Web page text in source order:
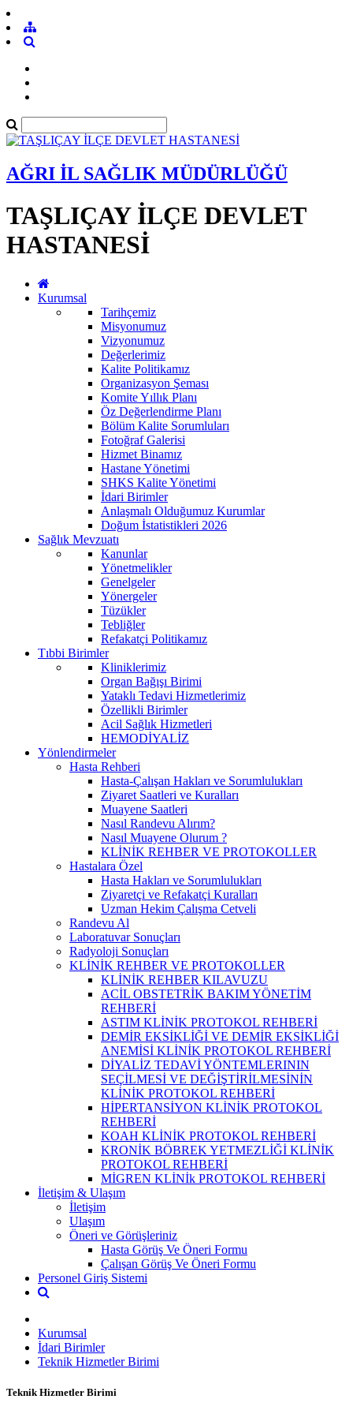
AĞRI İL SAĞLIK MÜDÜRLÜĞÜ
TAŞLIÇAY İLÇE DEVLET
HASTANESİ
Kurumsal
Tarihçemiz
Misyonumuz
Vizyonumuz
Değerlerimiz
Kalite Politikamız
Organizasyon Şeması
Komite Yıllık Planı
Öz Değerlendirme Planı
Bölüm Kalite Sorumluları
Fotoğraf Galerisi
Hizmet Binamız
Hastane Yönetimi
SHKS Kalite Yönetimi
İdari Birimler
Anlaşmalı Olduğumuz Kurumlar
Doğum İstatistikleri 2026
Sağlık Mevzuatı
Kanunlar
Yönetmelikler
Genelgeler
Yönergeler
Tüzükler
Tebliğler
Refakatçi Politikamız
Tıbbi Birimler
Kliniklerimiz
Organ Bağışı Birimi
Yataklı Tedavi Hizmetlerimiz
Özellikli Birimler
Acil Sağlık Hizmetleri
HEMODİYALİZ
Yönlendirmeler
Hasta Rehberi
Hasta-Çalışan Hakları ve Sorumlulukları
Ziyaret Saatleri ve Kuralları
Muayene Saatleri
Nasıl Randevu Alırım?
Nasıl Muayene Olurum ?
KLİNİK REHBER VE PROTOKOLLER
Hastalara Özel
Hasta Hakları ve Sorumlulukları
Ziyaretçi ve Refakatçi Kuralları
Uzman Hekim Çalışma Cetveli
Randevu Al
Laboratuvar Sonuçları
Radyoloji Sonuçları
KLİNİK REHBER VE PROTOKOLLER
KLİNİK REHBER KILAVUZU
ACİL OBSTETRİK BAKIM YÖNETİM
REHBERİ
ASTIM KLİNİK PROTOKOL REHBERİ
DEMİR EKSİKLİĞİ VE DEMİR EKSİKLİĞİ
ANEMİSİ KLİNİK PROTOKOL REHBERİ
DİYALİZ TEDAVİ YÖNTEMLERININ
SEÇİLMESİ VE DEĞİŞTİRİLMESİNİN
KLİNİK PROTOKOL REHBERİ
HİPERTANSİYON KLİNİK PROTOKOL
REHBERİ
KOAH KLİNİK PROTOKOL REHBERİ
KRONİK BÖBREK YETMEZLİĞİ KLİNİK
PROTOKOL REHBERİ
MİGREN KLİNİk PROTOKOL REHBERİ
İletişim & Ulaşım
İletişim
Ulaşım
Öneri ve Görüşleriniz
Hasta Görüş Ve Öneri Formu
Çalışan Görüş Ve Öneri Formu
Personel Giriş Sistemi
Kurumsal
İdari Birimler
Teknik Hizmetler Birimi
Teknik Hizmetler Birimi